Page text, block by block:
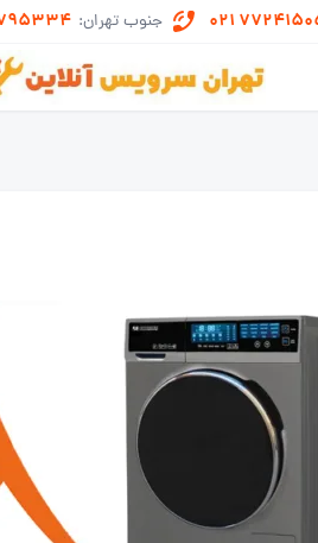
021 جنوب تهران: